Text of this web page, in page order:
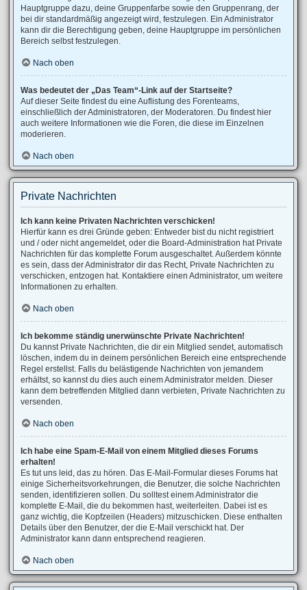
Hauptgruppe dazu, deine Gruppenfarbe sowie den Gruppenrang, der
bei dir standardmäßig angezeigt wird, festzulegen. Ein Administrator
kann dir die Berechtigung geben, deine Hauptgruppe im persönlichen
Bereich selbst festzulegen.
Nach oben
Was bedeutet der „Das Team“-Link auf der Startseite?
Auf dieser Seite findest du eine Auflistung des Forenteams,
einschließlich der Administratoren, der Moderatoren. Du findest hier
auch weitere Informationen wie die Foren, die diese im Einzelnen
moderieren.
Nach oben
Private Nachrichten
Ich kann keine Privaten Nachrichten verschicken!
Hierfür kann es drei Gründe geben: Entweder bist du nicht registriert
und / oder nicht angemeldet, oder die Board-Administration hat Private
Nachrichten für das komplette Forum ausgeschaltet. Außerdem könnte
es sein, dass der Administrator dir das Recht, Private Nachrichten zu
verschicken, entzogen hat. Kontaktiere einen Administrator, um weitere
Informationen zu erhalten.
Nach oben
Ich bekomme ständig unerwünschte Private Nachrichten!
Du kannst Private Nachrichten, die dir ein Mitglied sendet, automatisch
löschen, indem du in deinem persönlichen Bereich eine entsprechende
Regel erstellst. Falls du belästigende Nachrichten von jemandem
erhältst, so kannst du dies auch einem Administrator melden. Dieser
kann dem betreffenden Mitglied dann verbieten, Private Nachrichten zu
versenden.
Nach oben
Ich habe eine Spam-E-Mail von einem Mitglied dieses Forums
erhalten!
Es tut uns leid, das zu hören. Das E-Mail-Formular dieses Forums hat
einige Sicherheitsvorkehrungen, die Benutzer, die solche Nachrichten
senden, identifizieren sollen. Du solltest einem Administrator die
komplette E-Mail, die du bekommen hast, weiterleiten. Dabei ist es
ganz wichtig, die Kopfzeilen (Headers) mitzuschicken. Diese enthalten
Details über den Benutzer, der die E-Mail verschickt hat. Der
Administrator kann dann entsprechend reagieren.
Nach oben